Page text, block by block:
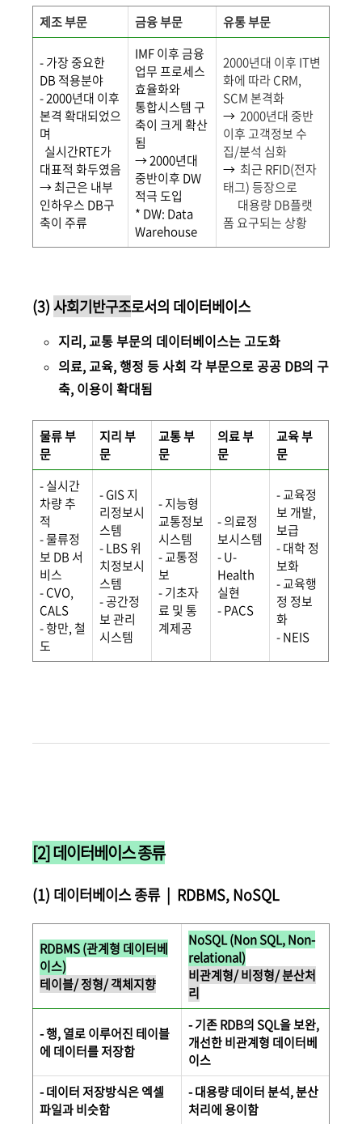
제조 부문 금융 부문 유통 부문
- 가장 중요한
DB 적용분야
- 2000년대 이후
본격 확대되었으
며
실시간RTE가
대표적 화두였음
→ 최근은 내부
인하우스 DB구
축이 주류
IMF 이후 금융
업무 프로세스
효율화와
통합시스템 구
축이 크게 확산
됨
→2000년대
중반이후 DW
적극 도입
* DW: Data
Warehouse
2000년대 이후 IT변
화에 따라 CRM,
SCM 본격화
→ 2000년대 중반
이후 고객정보 수
집/분석 심화
→ 최근 RFID(전자
태그) 등장으로
대용량 DB플랫
폼 요구되는 상황
(3)사회기반구조로서의 데이터베이스
지리, 교통 부문의 데이터베이스는 고도화
의료, 교육, 행정 등 사회 각 부문으로 공공 DB의 구
축, 이용이 확대됨
물류 부
문
지리 부
문
교통 부
문
의료 부
문
교육 부
문
- 실시간
차량 추
적
- 물류정
보 DB 서
비스
- CVO,
CALS
- 항만, 철
도
- GIS 지
리정보시
스템
- LBS 위
치정보시
스템
- 공간정
보 관리
시스템
- 지능형
교통정보
시스템
- 교통정
보
- 기초자
료 및 통
계제공
- 의료정
보시스템
- U-
Health
실현
- PACS
- 교육정
보 개발,
보급
- 대학 정
보화
- 교육행
정 정보
화
- NEIS
[2] 데이터베이스 종류
(1) 데이터베이스 종류 | RDBMS, NoSQL
RDBMS (관계형 데이터베
이스)
테이블/ 정형/ 객체지향
NoSQL (Non SQL, Non-
relational)
비관계형/ 비정형/ 분산처
리
- 행, 열로 이루어진 테이블
에 데이터를 저장함
- 기존 RDB의 SQL을 보완,
개선한 비관계형 데이터베
이스
- 데이터 저장방식은 엑셀
파일과 비슷함
- 대용량 데이터 분석, 분산
처리에 용이함